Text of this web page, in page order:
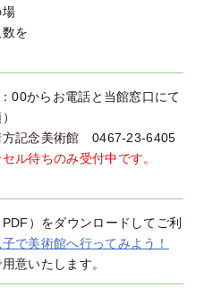
場
を
00からお電話と当館窓口にて
方記念美術館 0467-23-6405
セル待ちのみ受付中です。
）をダウンロードしてご利
で美術館へ行ってみよう！
意いたします。